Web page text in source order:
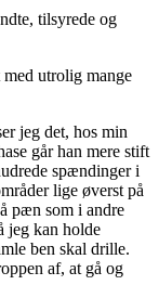
tilsyrede og
utrolig mange
jeg det, hos min
går han mere stift
spændinger i
lige øverst på
pæn som i andre
jeg kan holde
ben skal drille.
af, at gå og